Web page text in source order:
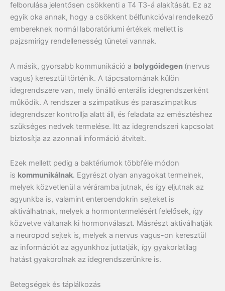
felborulása jelentősen csökkenti a T4 T3-á alakítását. Ez az
egyik oka annak, hogy a csökkent bélfunkcióval rendelkező
embereknek normál laboratóriumi értékek mellett is
pajzsmirigy rendellenesség tünetei vannak.
A másik, gyorsabb kommunikáció a bolygóidegen (nervus
vagus) keresztül történik. A tápcsatornának külön
idegrendszere van, mely önálló enterális idegrendszerként
működik. A rendszer a szimpatikus és paraszimpatikus
idegrendszer kontrollja alatt áll, és feladata az emésztéshez
szükséges nedvek termelése. Itt az idegrendszeri kapcsolat
biztosítja az azonnali információ átvitelt.
Ezek mellett pedig a baktériumok többféle módon
is kommunikálnak. Egyrészt olyan anyagokat termelnek,
melyek közvetlenül a véráramba jutnak, és így eljutnak az
agyunkba is, valamint enteroendokrin sejteket is
aktiválhatnak, melyek a hormontermelésért felelősek, így
közvetve váltanak ki hormonválaszt. Másrészt aktiválhatják
a neuropod sejtek is, melyek a nervus vagus-on keresztül
az információt az agyunkhoz juttatják, így gyakorlatilag
hatást gyakorolnak az idegrendszerünkre is.
Betegségek és táplálkozás